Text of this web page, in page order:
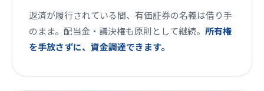
返済が履行されている間、有価証券の名義は借り手
のまま。配当金・議決権も原則として継続。 所有権
を手放さずに、資金調達できます。